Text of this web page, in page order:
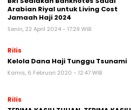
Arabian Riyal untuk Living Cost
Jamaah Haji 2024
Senin, 22 April 2024 - 17:29 WIB
Rilis
Kelola Dana Haji Tunggu Tsunami
Kamis, 6 Februari 2020 - 12:47 WIB
Rilis